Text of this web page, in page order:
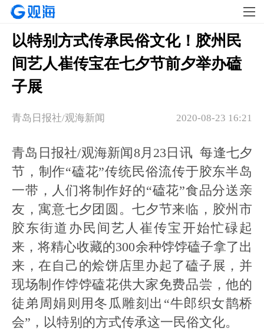
以特别方式传承民俗文化！胶州民
间艺人崔传宝在七夕节前夕举办磕
子展
2020-08-23 16:21
青岛日报社/观海新闻
青岛日报社/观海新闻8月23日讯 每逢七夕
节，制作“磕花”传统民俗流传于胶东半岛
一带，人们将制作好的“磕花”食品分送亲
友，寓意七夕团圆。七夕节来临，胶州市
胶东街道办民间艺人崔传宝开始忙碌起
来，将精心收藏的300余种饽饽磕子拿了出
来，在自己的烩饼店里办起了磕子展，并
现场制作饽饽磕花供大家免费品尝，他的
徒弟周娟则用冬瓜雕刻出“牛郎织女鹊桥
会”，以特别的方式传承这一民俗文化。